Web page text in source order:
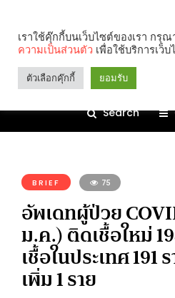
Search
BRIEF 75
อัพเดทผู้ป่วย
ม.ค.) ติดเชื้อใหม่
เชื้อในประเทศ 191
เพิ่ม 1 ราย
เราใช้คุ๊กกี้บนเว็บไซต์ของเรา กรุ
ความเป็นส่วนตัว เพื่อใช้บริการเว็บ
ตัวเลือกคุ๊กกี้ ยอมรับ